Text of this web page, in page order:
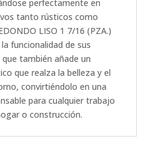
perfectamente en
tanto rústicos como
LISO 1 7/16 (PZA.)
funcionalidad de sus
también añade un
que realza la belleza y el
convirtiéndolo en una
para cualquier trabajo
o construcción.